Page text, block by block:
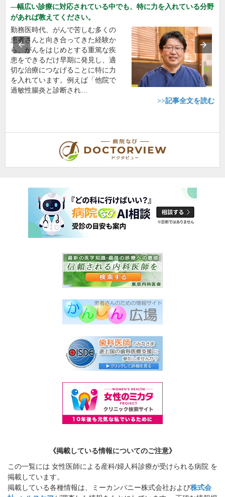
幅広い診療に対応されている中でも、特に力を入れている分野
があれば教えてください。
勤務医時代、がんで苦しむ多くの
患者さんと向き合ってきた経験か
ら、がんをはじめとする重篤な疾
患をできるだけ早期に発見し、適
切な治療につなげることに特に力
を入れています。例えば「他院で
過敏性腸炎と診断され…
>>記事全文を読む
《掲載している情報についてのご注意》
この一覧には 女性医師による産科/婦人科診療が受けられる病院 を
掲載しています。
掲載している各種情報は、ミーカンパニー株式会社および株式会